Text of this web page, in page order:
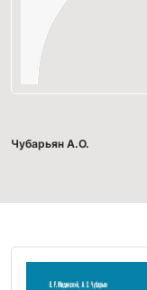
Чубарьян А.О.